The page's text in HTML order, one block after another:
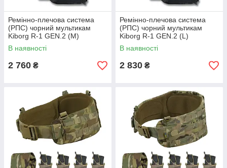
Ремінно-плечова система
(РПС) чорний мультикам
Kiborg R-1 GEN.2 (M)
В наявності
2 760 ₴
Ремінно-плечова система
(РПС) чорний мультикам
Kiborg R-1 GEN.2 (L)
В наявності
2 830 ₴